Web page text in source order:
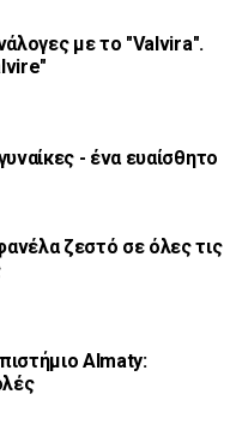
με το "Valvira".
- ένα ευαίσθητο
ζεστό σε όλες τις
Almaty: